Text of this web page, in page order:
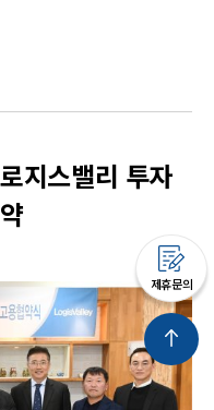
제휴문의
지스밸리 투자